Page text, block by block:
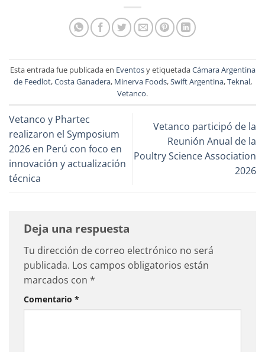
Esta entrada fue publicada en Eventosy etiquetadaCámara Argentina
de Feedlot,Costa Ganadera, Minerva Foods,Swift Argentina,Teknal,
Vetanco.
Vetanco y Phartec
realizaron el Symposium
2026 en Perú con foco en
innovación y actualización
técnica
Vetanco participó de la
Reunión Anual de la
Poultry Science Association
2026
Deja una respuesta
Tu dirección de correo electrónico no será
publicada. Los campos obligatorios están
marcados con *
Comentario *